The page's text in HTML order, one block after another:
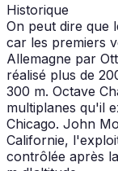
Historique
On peut dire que
car les premiers
Allemagne par
réalisé plus de
300 m. Octave
multiplanes qu'il
Chicago. John
Californie,
contrôlée après